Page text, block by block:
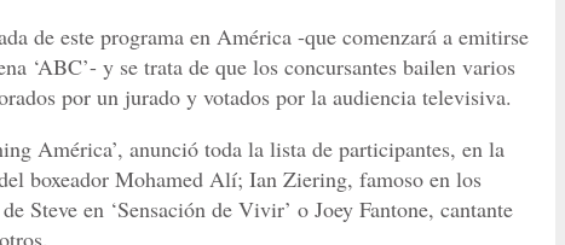
de este programa en América -que comenzará a emitirse
‘ABC’- y se trata de que los concursantes bailen varios
por un jurado y votados por la audiencia televisiva.
América’, anunció toda la lista de participantes, en la
boxeador Mohamed Alí; Ian Ziering, famoso en los
Steve en ‘Sensación de Vivir’ o Joey Fantone, cantante